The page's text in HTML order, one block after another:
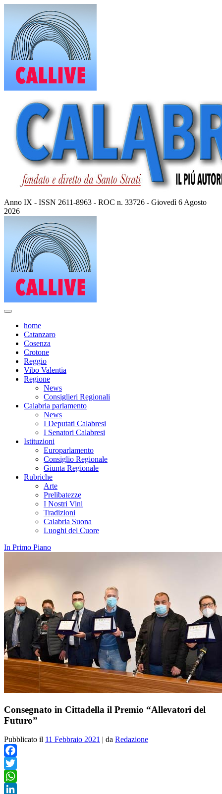
contenuto
Anno IX - ISSN 2611-8963 - ROC n. 33726 - Giovedì 6 Agosto
2026
home
Catanzaro
Cosenza
Crotone
Reggio
Vibo Valentia
Regione
News
Consiglieri Regionali
Calabria parlamento
News
I Deputati Calabresi
I Senatori Calabresi
Istituzioni
Europarlamento
Consiglio Regionale
Giunta Regionale
Rubriche
Arte
Prelibatezze
I Nostri Vini
Tradizioni
Calabria Suona
Luoghi del Cuore
In Primo Piano
Consegnato in Cittadella il Premio “Allevatori del
Futuro”
Pubblicato il 11 Febbraio 2021 | da Redazione
Facebook
Twitter
WhatsApp